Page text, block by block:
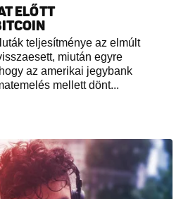
ELŐTT
teljesítménye az elmúlt
miután egyre
az amerikai jegybank
mellett dönt...